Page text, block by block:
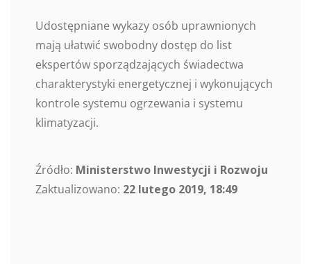
Udostępniane wykazy osób uprawnionych
mają ułatwić swobodny dostęp do list
ekspertów sporządzających świadectwa
charakterystyki energetycznej i wykonujących
kontrole systemu ogrzewania i systemu
klimatyzacji.
Źródło: Ministerstwo Inwestycji i Rozwoju
Zaktualizowano: 22 lutego 2019, 18:49